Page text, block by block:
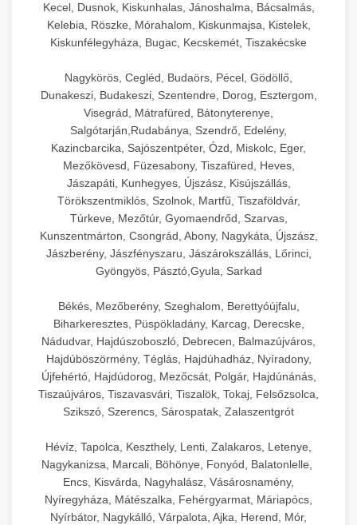
Kecel, Dusnok, Kiskunhalas, Jánoshalma, Bácsalmás,
Kelebia, Röszke, Mórahalom, Kiskunmajsa, Kistelek,
Kiskunfélegyháza, Bugac, Kecskemét, Tiszakécske
Nagykörös, Cegléd, Budaörs, Pécel, Gödöllő,
Dunakeszi, Budakeszi, Szentendre, Dorog, Esztergom,
Visegrád, Mátrafüred, Bátonyterenye,
Salgótarján,Rudabánya, Szendrő, Edelény,
Kazincbarcika, Sajószentpéter, Ózd, Miskolc, Eger,
Mezőkövesd, Füzesabony, Tiszafüred, Heves,
Jászapáti, Kunhegyes, Újszász, Kisújszállás,
Törökszentmiklós, Szolnok, Martfű, Tiszaföldvár,
Túrkeve, Mezőtúr, Gyomaendrőd, Szarvas,
Kunszentmárton, Csongrád, Abony, Nagykáta, Újszász,
Jászberény, Jászfényszaru, Jászárokszállás, Lőrinci,
Gyöngyös, Pásztó,Gyula, Sarkad
Békés, Mezőberény, Szeghalom, Berettyóújfalu,
Biharkeresztes, Püspökladány, Karcag, Derecske,
Nádudvar, Hajdúszoboszló, Debrecen, Balmazújváros,
Hajdúböszörmény, Téglás, Hajdúhadház, Nyíradony,
Újfehértó, Hajdúdorog, Mezőcsát, Polgár, Hajdúnánás,
Tiszaújváros, Tiszavasvári, Tiszalök, Tokaj, Felsőzsolca,
Szikszó, Szerencs, Sárospatak, Zalaszentgrót
Hévíz, Tapolca, Keszthely, Lenti, Zalakaros, Letenye,
Nagykanizsa, Marcali, Böhönye, Fonyód, Balatonlelle,
Encs, Kisvárda, Nagyhalász, Vásárosnamény,
Nyíregyháza, Mátészalka, Fehérgyarmat, Máriapócs,
Nyírbátor, Nagykálló, Várpalota, Ajka, Herend, Mór,